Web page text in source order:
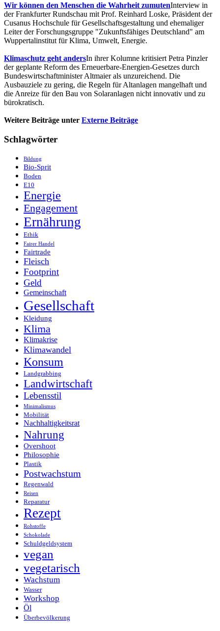
Wir können den Menschen die Wahrheit zumutenInterview in
der Frankfurter Rundschau mit Prof. Reinhard Loske, Präsident der
Cusanus Hochschule für Gesellschaftsgestaltung und ehemaliger
Leiter der Forschungsgruppe "Zukunftsfähiges Deutschland" am
Wuppertalinstitut für Klima, Umwelt, Energie.
Klimaschutz geht andersIn ihrer Kolumne kritisiert Petra Pinzler
der geplante Reform des Erneuerbare-Energien-Gesetzes durch
Bundeswirtschaftminister Altmaier als unzureichend. Die
Ausbauziele zu gering, die Regeln für Altanlagen mangelhaft und
die Anreize für den Bau von Solaranlagen nicht innovativ und zu
bürokratisch.
Weitere Beiträge unter Externe Beiträge
Schlagwörter
Bildung
Bio-Sprit
Boden
E10
Energie
Engagement
Ernährung
Ethik
Fairer Handel
Fairtrade
Fleisch
Footprint
Geld
Gemeinschaft
Gesellschaft
Kleidung
Klima
Klimakrise
Klimawandel
Konsum
Landgrabbing
Landwirtschaft
Lebensstil
Minimalismus
Mobilität
Nachhaltigkeitsrat
Nahrung
Overshoot
Philosophie
Plastik
Postwachstum
Regenwald
Reisen
Reparatur
Rezept
Rohstoffe
Schokolade
Schuldgeldsystem
vegan
vegetarisch
Wachstum
Wasser
Workshop
Öl
Überbevölkerung